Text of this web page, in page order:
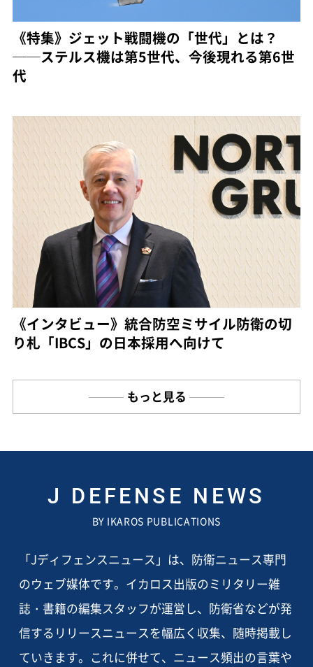
《特集》ジェット戦闘機の「世代」とは？
──ステルス機は第5世代、今後現れる第6世
代
《インタビュー》統合防空ミサイル防衛の切
り札「IBCS」の日本採用へ向けて
もっと見る
J DEFENSE NEWS
BY IKAROS PUBLICATIONS
「Jディフェンスニュース」は、防衛ニュース専門
のウェブ媒体です。イカロス出版のミリタリー雑
誌・書籍の編集スタッフが運営し、防衛省などが発
信するリリースニュースを幅広く収集、随時掲載し
ていきます。これに併せて、ニュース頻出の言葉や